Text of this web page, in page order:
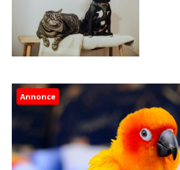
Annonce